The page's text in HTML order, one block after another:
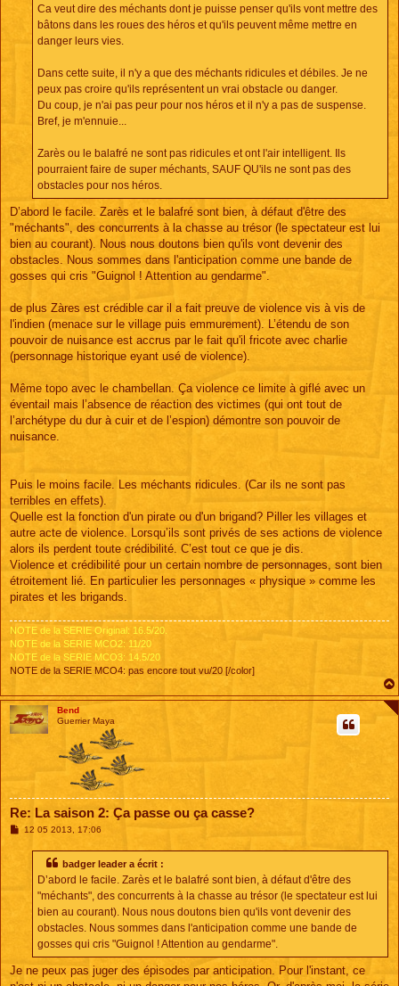
Ca veut dire des méchants dont je puisse penser qu'ils vont mettre des
bâtons dans les roues des héros et qu'ils peuvent même mettre en
danger leurs vies.
Dans cette suite, il n'y a que des méchants ridicules et débiles. Je ne
peux pas croire qu'ils représentent un vrai obstacle ou danger.
Du coup, je n'ai pas peur pour nos héros et il n'y a pas de suspense.
Bref, je m'ennuie...
Zarès ou le balafré ne sont pas ridicules et ont l'air intelligent. Ils
pourraient faire de super méchants, SAUF QU'ils ne sont pas des
obstacles pour nos héros.
D’abord le facile. Zarès et le balafré sont bien, à défaut d'être des
"méchants", des concurrents à la chasse au trésor (le spectateur est lui
bien au courant). Nous nous doutons bien qu'ils vont devenir des
obstacles. Nous sommes dans l'anticipation comme une bande de
gosses qui cris "Guignol ! Attention au gendarme".
de plus Zàres est crédible car il a fait preuve de violence vis à vis de
l'indien (menace sur le village puis emmurement). L’étendu de son
pouvoir de nuisance est accrus par le fait qu'il fricote avec charlie
(personnage historique eyant usé de violence).
Même topo avec le chambellan. Ça violence ce limite à giflé avec un
éventail mais l’absence de réaction des victimes (qui ont tout de
l’archétype du dur à cuir et de l’espion) démontre son pouvoir de
nuisance.
Puis le moins facile. Les méchants ridicules. (Car ils ne sont pas
terribles en effets).
Quelle est la fonction d'un pirate ou d'un brigand? Piller les villages et
autre acte de violence. Lorsqu’ils sont privés de ses actions de violence
alors ils perdent toute crédibilité. C’est tout ce que je dis.
Violence et crédibilité pour un certain nombre de personnages, sont bien
étroitement lié. En particulier les personnages « physique » comme les
pirates et les brigands.
NOTE de la SERIE Original: 16.5/20.
NOTE de la SERIE MCO2: 11/20
NOTE de la SERIE MCO3: 14.5/20
NOTE de la SERIE MCO4: pas encore tout vu/20 [/color]
Bend
Guerrier Maya
Re: La saison 2: Ça passe ou ça casse?
M12 05 2013, 17:06
badger leader a écrit :
D’abord le facile. Zarès et le balafré sont bien, à défaut d'être des
"méchants", des concurrents à la chasse au trésor (le spectateur est lui
bien au courant). Nous nous doutons bien qu'ils vont devenir des
obstacles. Nous sommes dans l'anticipation comme une bande de
gosses qui cris "Guignol ! Attention au gendarme".
Je ne peux pas juger des épisodes par anticipation. Pour l'instant, ce